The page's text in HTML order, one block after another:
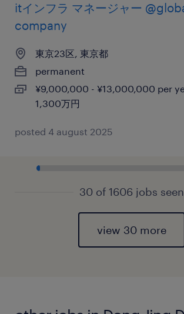
itインフラ マネージャー
company
東京23区, 東京都
permanent
¥9,000,000 - ¥13,000,000 per
1,300万円
posted 4 august 2025
30 of 1606 jobs seen
view 30 more